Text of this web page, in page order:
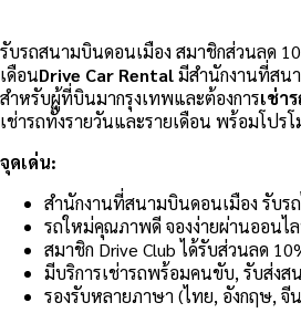
รับรถสนามบินดอนเมือง สมาชิกส่วนลด
เดือนDrive Car Rentalมีสำนักงานที่สน
สำหรับผู้ที่บินมากรุงเทพและต้องการเช่า
เช่ารถทั้งรายวันและรายเดือน พร้อมโปร
จุดเด่น:
สำนักงานที่สนามบินดอนเมือง รับร
รถใหม่คุณภาพดี จองง่ายผ่านออนไ
สมาชิก Drive Club ได้รับส่วนลด
มีบริการเช่ารถพร้อมคนขับ, รับส่งส
รองรับหลายภาษา (ไทย, อังกฤษ, จี